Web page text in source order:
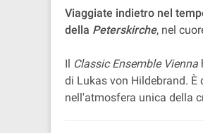
Viaggiate indietro nel
della Peterskirche, nel
Il Classic Ensemble Vienna
di Lukas von Hildebrand.
nell'atmosfera unica della